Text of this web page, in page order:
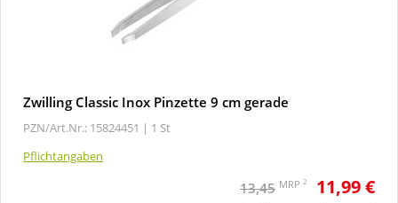
Zwilling Classic Inox Pinzette 9 cm gerade
PZN/Art.Nr.: 15824451 | 1 St
Pflichtangaben
13,45 MRP 2 11,99 €